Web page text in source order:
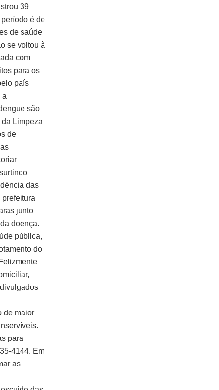
39
é de
de saúde
se voltou à
com
para os
país
a
são
da Limpeza
de
das
prefeitura
junto
doença.
pública,
do
de maior
para
4144. Em
as